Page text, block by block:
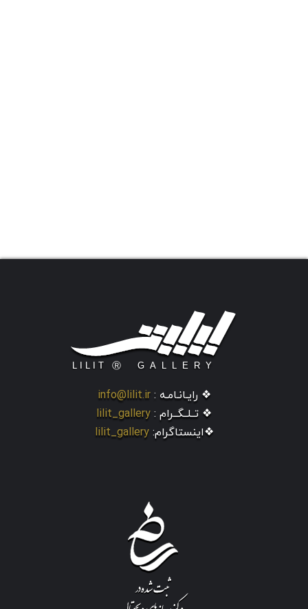
❖ رایـانـامـه : info@lilit.ir
❖ تــلــگــرام : lilit_gallery
❖اینستاگرام: lilit_gallery